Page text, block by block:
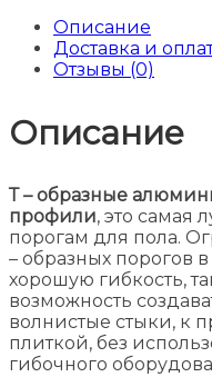
Описание
Доставка и
Отзывы (0)
Описание
Т – образные
профили, это самая
порогам для пола.
– образных порогов
хорошую гибкость,
возможность
волнистые стыки, к
плиткой, без
гибочного